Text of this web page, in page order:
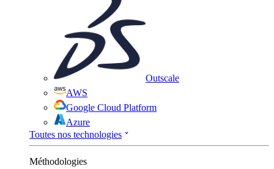
Outscale
AWS
Google Cloud Platform
Azure
Toutes nos technologies
Méthodologies